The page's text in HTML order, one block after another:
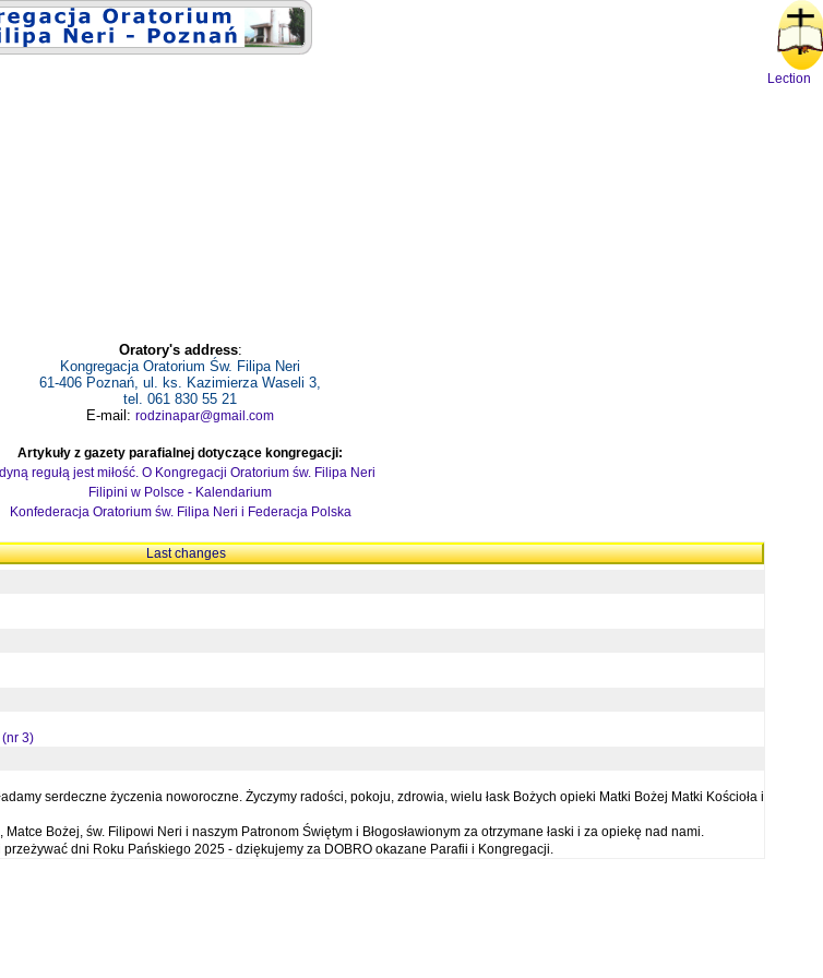
Lection
Oratory's address:
Kongregacja Oratorium Św. Filipa Neri
61-406 Poznań, ul. ks. Kazimierza Waseli 3,
tel. 061 830 55 21
E-mail: rodzinapar@gmail.com
Artykuły z gazety parafialnej dotyczące kongregacji:
regułą jest miłość. O Kongregacji Oratorium św. Filipa Neri
Filipini w Polsce - Kalendarium
Konfederacja Oratorium św. Filipa Neri i Federacja Polska
Last changes
3)
serdeczne życzenia noworoczne. Życzymy radości, pokoju, zdrowia, wielu łask Bożych opieki Matki Bożej Matki Kościoła i
Bożej, św. Filipowi Neri i naszym Patronom Świętym i Błogosławionym za otrzymane łaski i za opiekę nad nami.
przeżywać dni Roku Pańskiego 2025 - dziękujemy za DOBRO okazane Parafii i Kongregacji.